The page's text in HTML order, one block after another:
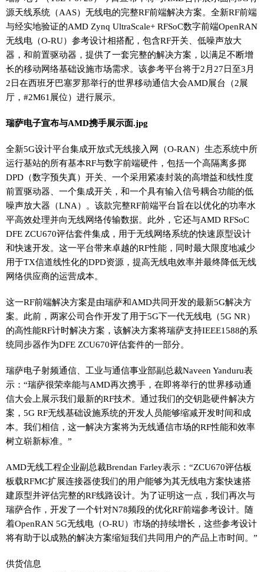
源天线系统（AAS）无线电的完整RF前端解决方案。全新RF前端
与经实地验证的AMD Zynq UltraScale+ RFSoC数字前端OpenRAN
无线电（O-RU）参考设计相搭配，包含RF开关、低噪声放大
器，和前置驱动器，提供了一套完整的解决方案，以满足不断增
长的移动网络基础设施市场需求。该参考平台将于2月27日至3月
2日在西班牙巴塞罗那举行的世界移动通信大会AMD展台（2展
厅，#2M61展位）进行展示。
瑞萨电子宣布与AMD携手展示面.jpg
全新5G设计平台集成开放式无线接入网（O-RAN）生态系统中所
运行基站的所有基本RF与数字前端硬件，包括一个高隔离多掷
DPD（数字预失真）开关、一个采用紧凑封装的高增益和线性度
前置驱动器、一个集成开关，和一个具有输入信号耦合功能的低
噪声放大器（LNA）。该款完整RF前端平台旨在以优化的功率水
平高效处理并向无线网络传输数据。此外，它还与AMD RFSoC
DFE ZCU670评估套件集成，用于无线网络系统的快速原型设计
和快速开发。这一平台带来卓越的RF性能，同时最大限度地减少
用于TX信道线性化的DPD资源，提高无线电效率并最终降低无线
网络供应商的运营成本。
这一RF前端解决方案是由瑞萨和AMD共同开发的最新5G解决方
案。此前，两家公司合作开发了用于5G下一代无线电（5G NR）
的高性能RF计时解决方案，该解决方案将瑞萨支持IEEE1588的系
统同步器作为DFE ZCU670评估套件的一部分。
瑞萨电子射频通信、工业与通信事业部副总裁Naveen Yanduru表
示：“瑞萨很荣幸能与AMD再次携手，在即将举行的世界移动通
信大会上展示我们最新的RF技术。通过我们的交钥匙硬件解决方
案，5G RF无线基础设施系统的开发人员能够缩减开发时间和成
本。我们相信，这一解决方案将为无线通信市场的RF性能和效率
树立崭新标准。”
AMD无线工程企业副总裁Brendan Farley表示：“ZCU670评估板
板载RFMC扩展连接器使我们的用户能够为其无线电方案快速搭
建原型并评估完整的RF线路设计。为了证明这一点，我们再次与
瑞萨合作，开发了一个针对N78频段的优化RF前端参考设计。随
着OpenRAN 5G无线电（O-RU）市场的持续增长，这些参考设计
将有助于以成熟的解决方案缩短我们共同用户的产品上市时间。”
供货信息